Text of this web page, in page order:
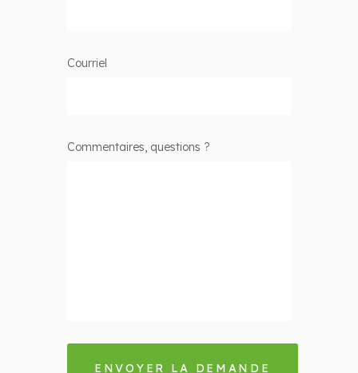
Courriel
Commentaires, questions ?